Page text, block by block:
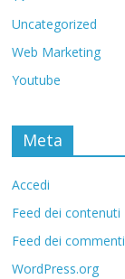
Uncategorized
Web Marketing
Youtube
Meta
Accedi
Feed dei contenuti
Feed dei commenti
WordPress.org